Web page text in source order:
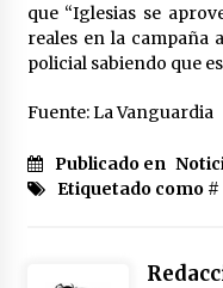
que “Iglesias se
reales en la campaña
policial sabiendo que
Fuente: La Vanguardia
Publicado en
Etiquetado como #